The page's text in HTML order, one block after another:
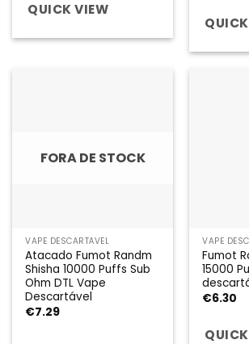
QUICK VIEW
FORA DE STOCK
VAPE DESCARTÁVEL
Atacado Fumot Randm
Shisha 10000 Puffs Sub
Ohm DTL Vape
Descartável
€7.29
VAPE
Fumot
15000
€6.30